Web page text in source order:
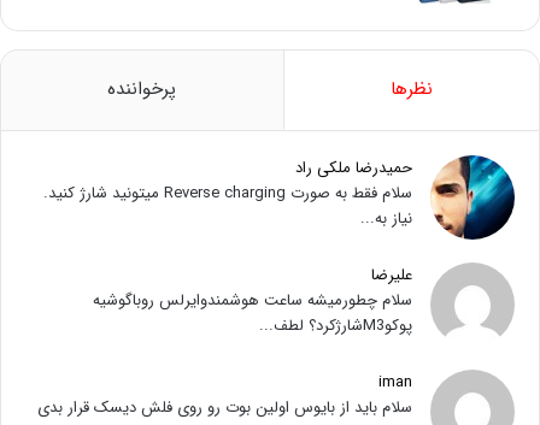
نظرها پرخواننده
حمیدرضا ملکی راد
سلام فقط به صورت Reverse charging میتونید شارژ کنید.
نیاز به...
علیرضا
سلام چطورمیشه ساعت هوشمندوایرلس روباگوشیه
پوکوM3شارژکرد؟ لطف...
iman
سلام باید از بایوس اولین بوت رو روی فلش دیسک قرار بدی